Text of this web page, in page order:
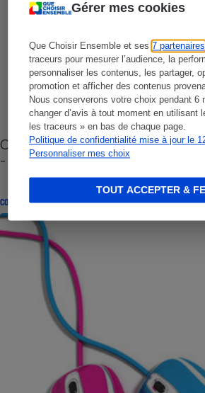
Gérer mes cookies
Que Choisir Ensemble et ses7 partenaires
traceurs pour mesurer l’audience, la
personnaliser les contenus, les partager,
promotion et afficher des contenus
Nous conserverons votre choix pendant 6
changer d’avis à tout moment en utilisant
les traceurs » en bas de chaque page.
Politique de confidentialité mise à jour le
Personnaliser mes choix
TOUT ACCEPTER &
Cafetière à capsules zéro
- Premières impressions
CONSEILS